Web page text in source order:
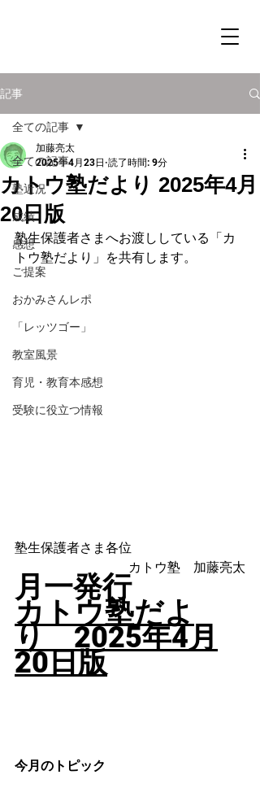
記事
全ての記事
塾近況
成績
感想
ご提案
おかみさんレポ
「レッツゴー」
教室風景
育児・教育本感想
受験に役立つ情報
全ての記事
カトウ塾だより 2025年4月
20日版
加藤亮太
2025年4月23日 読了時間: 9分
塾生保護者さまへお渡ししている「カ
トウ塾だより」を共有します。
塾生保護者さま各位
カトウ塾　加藤亮太
月一発行
カトウ塾だよ
り　2025年4月
20日版
今月のトピック